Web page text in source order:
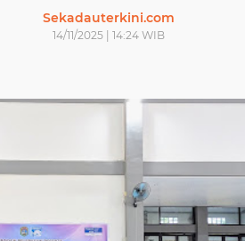
Sekadauterkini.com
14/11/2025 | 14:24 WIB